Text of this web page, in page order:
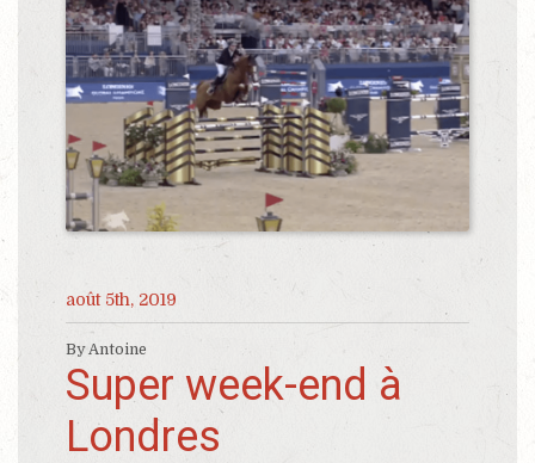
août 5th, 2019
By Antoine
Super week-end à
Londres